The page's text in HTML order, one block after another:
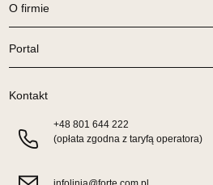
O firmie
Portal
Kontakt
+48 801 644 222
(opłata zgodna z taryfą operatora)